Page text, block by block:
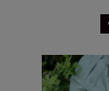
ogrodowych i
krzewiaste oraz